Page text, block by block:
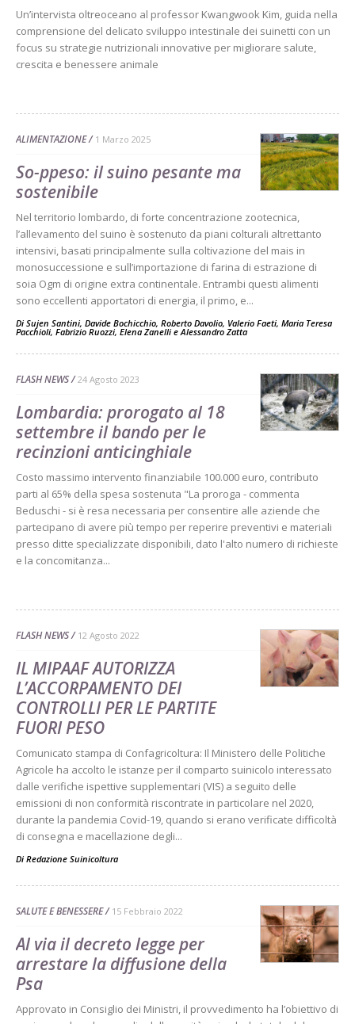
Un’intervista oltreoceano al professor Kwangwook Kim, guida nella
comprensione del delicato sviluppo intestinale dei suinetti con un
focus su strategie nutrizionali innovative per migliorare salute,
crescita e benessere animale
ALIMENTAZIONE 1 Marzo 2025
So-ppeso: il suino pesante ma
sostenibile
Nel territorio lombardo, di forte concentrazione zootecnica,
l’allevamento del suino è sostenuto da piani colturali altrettanto
intensivi, basati principalmente sulla coltivazione del mais in
monosuccessione e sull’importazione di farina di estrazione di
soia Ogm di origine extra continentale. Entrambi questi alimenti
sono eccellenti apportatori di energia, il primo, e...
Di Sujen Santini, Davide Bochicchio, Roberto Davolio, Valerio Faeti, Maria Teresa
Pacchioli, Fabrizio Ruozzi, Elena Zanelli e Alessandro Zatta
FLASH NEWS 24 Agosto 2023
Lombardia: prorogato al 18
settembre il bando per le
recinzioni anticinghiale
Costo massimo intervento finanziabile 100.000 euro, contributo
parti al 65% della spesa sostenuta "La proroga - commenta
Beduschi - si è resa necessaria per consentire alle aziende che
partecipano di avere più tempo per reperire preventivi e materiali
presso ditte specializzate disponibili, dato l'alto numero di richieste
e la concomitanza...
FLASH NEWS 12 Agosto 2022
IL MIPAAF AUTORIZZA
L’ACCORPAMENTO DEI
CONTROLLI PER LE PARTITE
FUORI PESO
Comunicato stampa di Confagricoltura: Il Ministero delle Politiche
Agricole ha accolto le istanze per il comparto suinicolo interessato
dalle verifiche ispettive supplementari (VIS) a seguito delle
emissioni di non conformità riscontrate in particolare nel 2020,
durante la pandemia Covid-19, quando si erano verificate difficoltà
di consegna e macellazione degli...
Di Redazione Suinicoltura
SALUTE E BENESSERE 15 Febbraio 2022
Al via il decreto legge per
arrestare la diffusione della
Psa
Approvato in Consiglio dei Ministri, il provvedimento ha l’obiettivo di